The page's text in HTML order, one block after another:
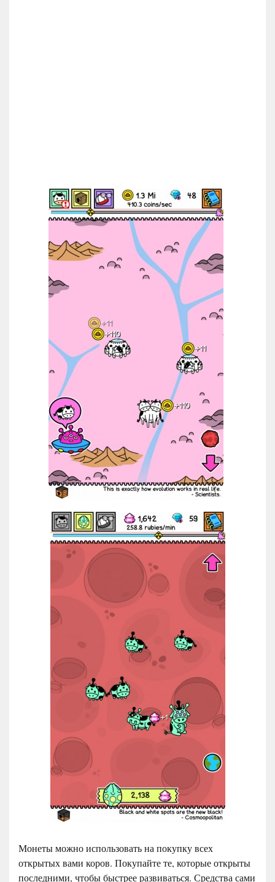
Монеты можно использовать на покупку всех
открытых вами коров. Покупайте те, которые открыты
последними, чтобы быстрее развиваться. Средства сами